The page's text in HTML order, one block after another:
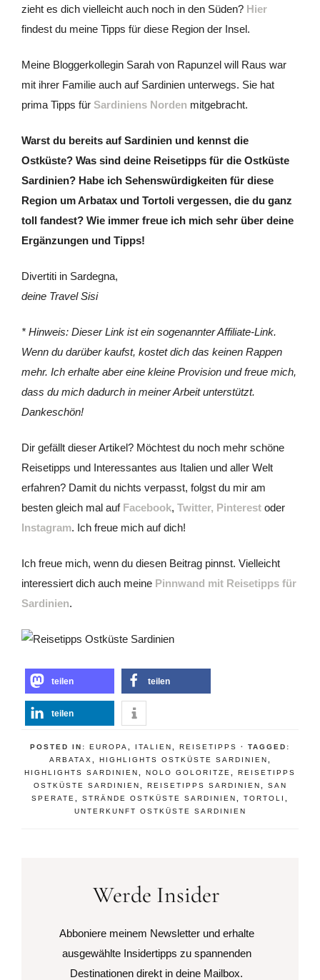
zieht es dich vielleicht auch noch in den Süden? Hier
findest du meine Tipps für diese Region der Insel.
Meine Bloggerkollegin Sarah von Rapunzel will Raus war
mit ihrer Familie auch auf Sardinien unterwegs. Sie hat
prima Tipps für Sardiniens Norden mitgebracht.
Warst du bereits auf Sardinien und kennst die
Ostküste? Was sind deine Reisetipps für die Ostküste
Sardinien? Habe ich Sehenswürdigkeiten für diese
Region um Arbatax und Tortoli vergessen, die du ganz
toll fandest? Wie immer freue ich mich sehr über deine
Ergänzungen und Tipps!
Divertiti in Sardegna,
deine Travel Sisi
* Hinweis: Dieser Link ist ein sogenannter Affiliate-Link.
Wenn du darüber kaufst, kostet dich das keinen Rappen
mehr. Ich erhalte aber eine kleine Provision und freue mich,
dass du mich dadurch in meiner Arbeit unterstützt.
Dankeschön!
Dir gefällt dieser Artikel? Möchtest du noch mehr schöne
Reisetipps und Interessantes aus Italien und aller Welt
erfahren? Damit du nichts verpasst, folgst du mir am
besten gleich mal auf Facebook, Twitter, Pinterest oder
Instagram. Ich freue mich auf dich!
Ich freue mich, wenn du diesen Beitrag pinnst. Vielleicht
interessiert dich auch meine Pinnwand mit Reisetipps für
Sardinien.
teilen teilen
teilen
POSTED IN: EUROPA ITALIEN REISETIPPS
· TAGGED:
ARBATAX
HIGHLIGHTS OSTKÜSTE SARDINIEN
HIGHLIGHTS SARDINIEN
NOLO GOLORITZE
REISETIPPS
OSTKÜSTE SARDINIEN
REISETIPPS SARDINIEN
SAN
SPERATE
STRÄNDE OSTKÜSTE SARDINIEN TORTOLI
UNTERKUNFT OSTKÜSTE SARDINIEN
Werde Insider
Abboniere meinem Newsletter und erhalte
ausgewählte Insidertipps zu spannenden
Destinationen direkt in deine Mailbox.